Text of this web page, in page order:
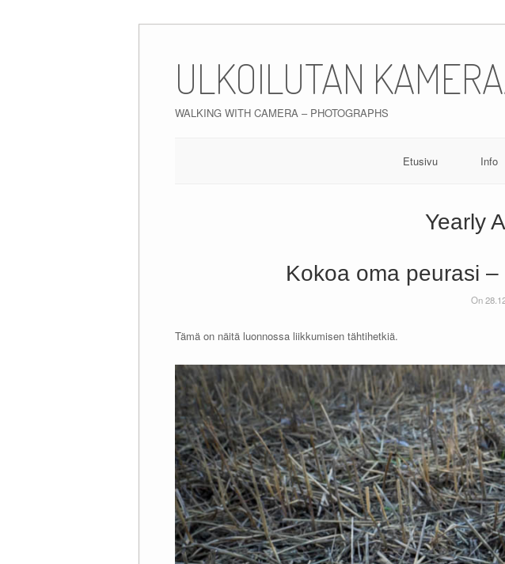
content
ULKOILUTAN
WALKING WITH CAMERA – PHOTOGRAPHS
Etusivu Info
Yearly
Kokoa oma peurasi
On
Tämä on näitä luonnossa liikkumisen tähtihetkiä.